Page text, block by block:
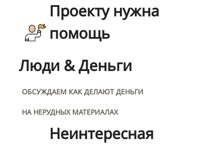
Проекту нужна
помощь
Люди & Деньги
ОБСУЖДАЕМ КАК ДЕЛАЮТ ДЕНЬГИ
НА НЕРУДНЫХ МАТЕРИАЛАХ
Неинтересная